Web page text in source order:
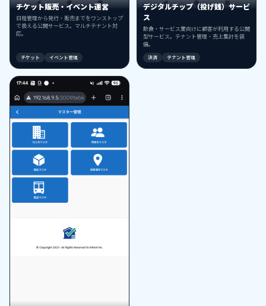
チケット販売・イベント運営
日程管理から発行・販売までをワンストップ
で扱える公開サービス。マルチテナント対
応。
チケット イベント管理
デジタルチップ（投げ銭）サービ
ス
飲食・サービス業向けに顧客が利用する公開
型サービス。テナント管理・売上集計を装
備。
決済 テナント管理